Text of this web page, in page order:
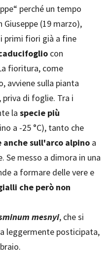
perché un tempo
(19 marzo),
primi fiori già a fine
con
fioritura, come
avviene sulla pianta
di foglie. Tra i
la specie più
a -25 °C), tanto che
sull'arco alpino a
messo a dimora in una
a formare delle vere e
che però non
mesnyi, che si
leggermente posticipata,